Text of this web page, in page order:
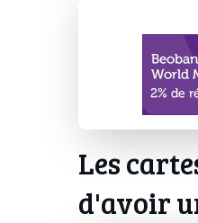
Les
d'avoir